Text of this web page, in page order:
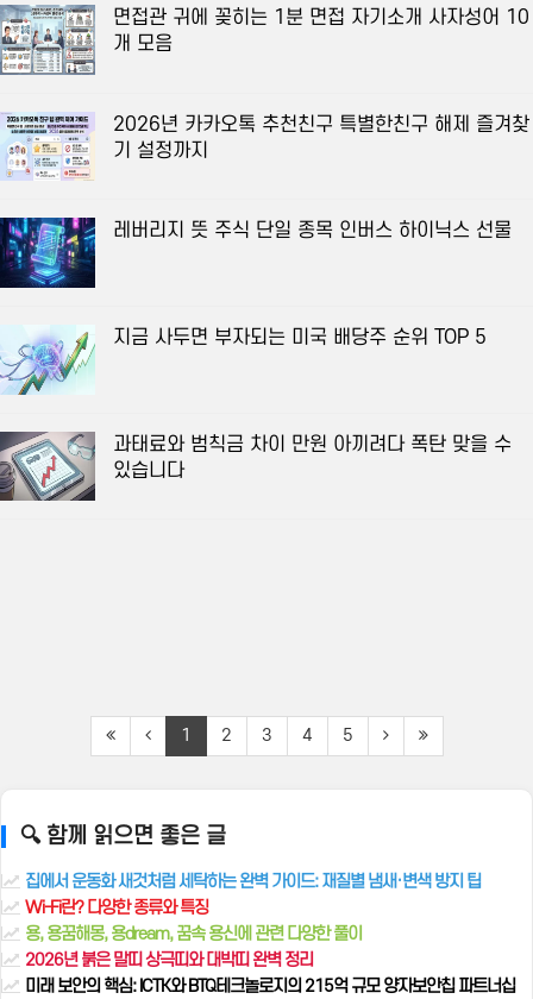
면접관 귀에 꽂히는 1분 면접 자기소개 사자성어 10
개 모음
2026년 카카오톡 추천친구 특별한친구 해제 즐겨찾
기 설정까지
레버리지 뜻 주식 단일 종목 인버스 하이닉스 선물
지금 사두면 부자되는 미국 배당주 순위 TOP 5
과태료와 범칙금 차이 만원 아끼려다 폭탄 맞을 수
있습니다
1 2 3 4 5
🔍 함께 읽으면 좋은 글
집에서 운동화 새것처럼 세탁하는 완벽 가이드: 재질별 냄새·변색 방지 팁
Wi-Fi란? 다양한 종류와 특징
용, 용꿈해몽, 용dream, 꿈속 용신에 관련 다양한 풀이
2026년 붉은 말띠 상극띠와 대박띠 완벽 정리
미래 보안의 핵심: ICTK와 BTQ테크놀로지의 215억 규모 양자보안칩 파트너십